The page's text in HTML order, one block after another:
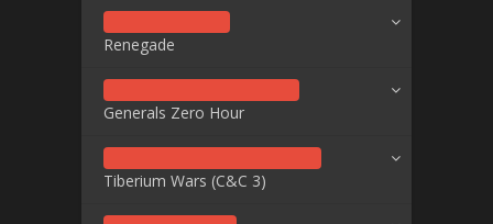
Renegade
Generals Zero Hour
Tiberium Wars (C&C 3)